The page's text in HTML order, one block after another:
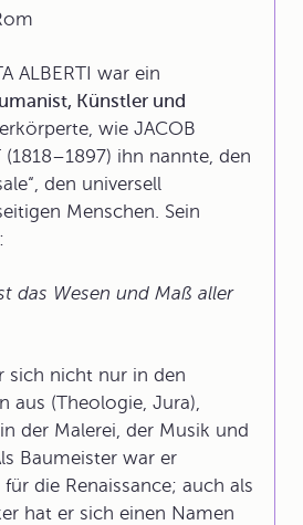
ALBERTI war ein
Künstler und
wie JACOB
(1818–1897) ihn nannte, den
den universell
Menschen. Sein
das Wesen und Maß aller
sich nicht nur in den
aus (Theologie, Jura),
der Malerei, der Musik und
Baumeister war er
die Renaissance; auch als
hat er sich einen Namen